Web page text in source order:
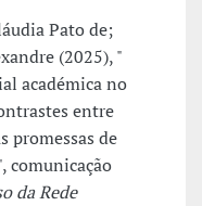
Pato de;
(2025), "
académica no
entre
promessas de
comunicação
da Rede